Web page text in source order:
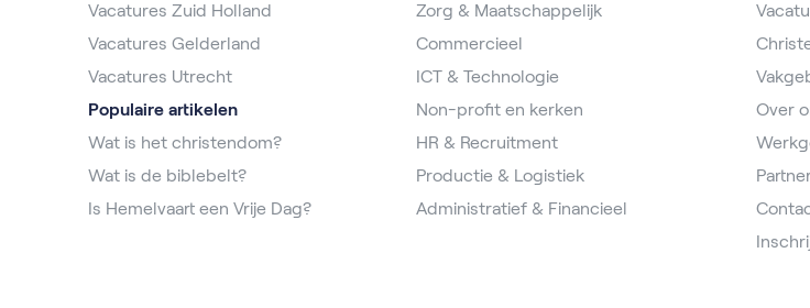
Vacatures Zuid Holland
Vacatures Gelderland
Vacatures Utrecht
Populaire artikelen
Wat is het christendom?
Wat is de biblebelt?
Is Hemelvaart een Vrije Dag?
Zorg & Maatschappelijk
Commercieel
ICT & Technologie
Non-profit en kerken
HR & Recruitment
Productie & Logistiek
Administratief & Financieel
Over